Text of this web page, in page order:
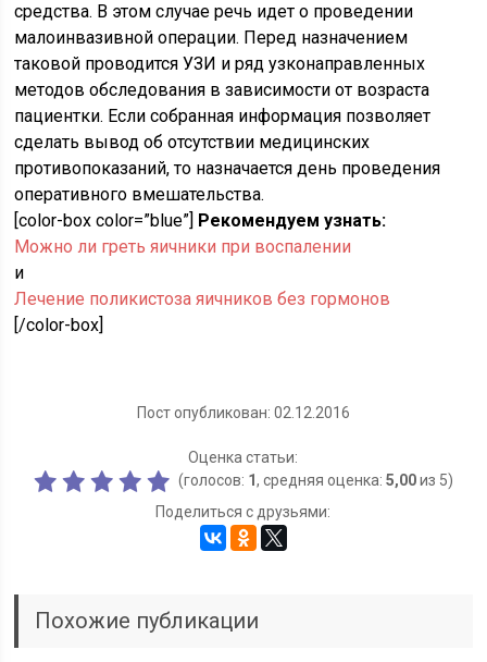
средства. В этом случае речь идет о проведении
малоинвазивной операции. Перед назначением
таковой проводится УЗИ и ряд узконаправленных
методов обследования в зависимости от возраста
пациентки. Если собранная информация позволяет
сделать вывод об отсутствии медицинских
противопоказаний, то назначается день проведения
оперативного вмешательства.
[color-box color=”blue”] Рекомендуем узнать:
Можно ли греть яичники при воспалении
и
Лечение поликистоза яичников без гормонов
[/color-box]
Пост опубликован: 02.12.2016
Оценка статьи:
(голосов: 1, средняя оценка: 5,00из 5)
Поделиться с друзьями:
Похожие публикации